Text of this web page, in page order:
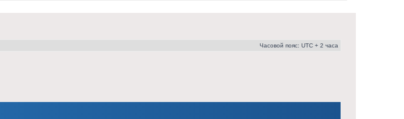
Часовой пояс: UTC + 2 часа